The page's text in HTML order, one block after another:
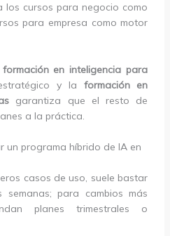
los cursos para negocio como
para empresa como motor
formación en inteligencia para
y la formación en
garantiza que el resto de
a la práctica.
un programa híbrido de IA en
casos de uso, suele bastar
para cambios más
planes trimestrales o